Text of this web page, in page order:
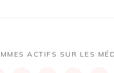
ACTIFS SUR LES